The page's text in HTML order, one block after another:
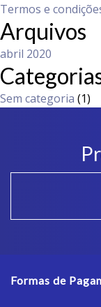
Termos e
Arquivos
abril 2020
Sem categoria (1)
Formas de